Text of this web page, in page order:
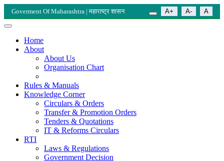
Goverment Of Maharashtra | महाराष्ट्र शासन A+ A- A
Home
About
About Us
Organisation Chart
Rules & Manuals
Knowledge Corner
Circulars & Orders
Transfer & Promotion Orders
Tenders & Quotations
IT & Reforms Circulars
RTI
Laws & Regulations
Government Decision